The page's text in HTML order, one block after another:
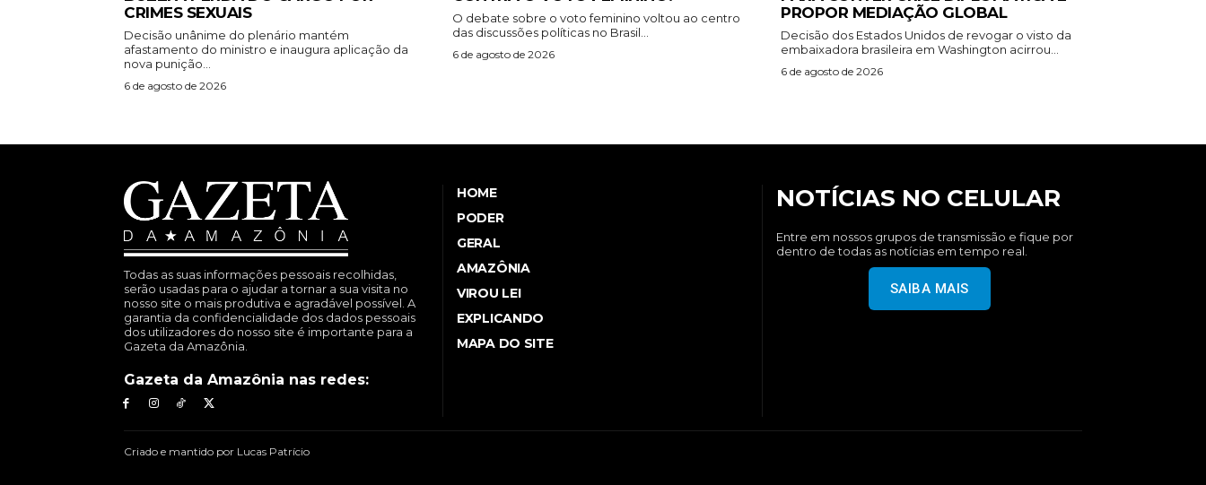
CRIMES SEXUAIS
Decisão unânime do plenário mantém
afastamento do ministro e inaugura aplicação da
nova punição...
6 de agosto de 2026
O debate sobre o voto feminino voltou ao centro
das discussões políticas no Brasil...
6 de agosto de 2026
PROPOR MEDIAÇÃO GLOBAL
Decisão dos Estados Unidos de revogar o visto da
embaixadora brasileira em Washington acirrou...
6 de agosto de 2026
Todas as suas informações pessoais recolhidas,
serão usadas para o ajudar a tornar a sua visita no
nosso site o mais produtiva e agradável possível. A
garantia da confidencialidade dos dados pessoais
dos utilizadores do nosso site é importante para a
Gazeta da Amazônia.
Gazeta da Amazônia nas redes:
HOME
PODER
GERAL
AMAZÔNIA
VIROU LEI
EXPLICANDO
MAPA DO SITE
NOTÍCIAS NO CELULAR
Entre em nossos grupos de transmissão e fique por
dentro de todas as notícias em tempo real.
SAIBA MAIS
Criado e mantido por Lucas Patrício